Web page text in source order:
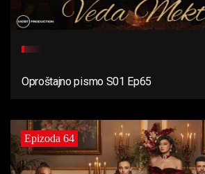
Oproštajno pismo S01 Ep65
Epizoda 64